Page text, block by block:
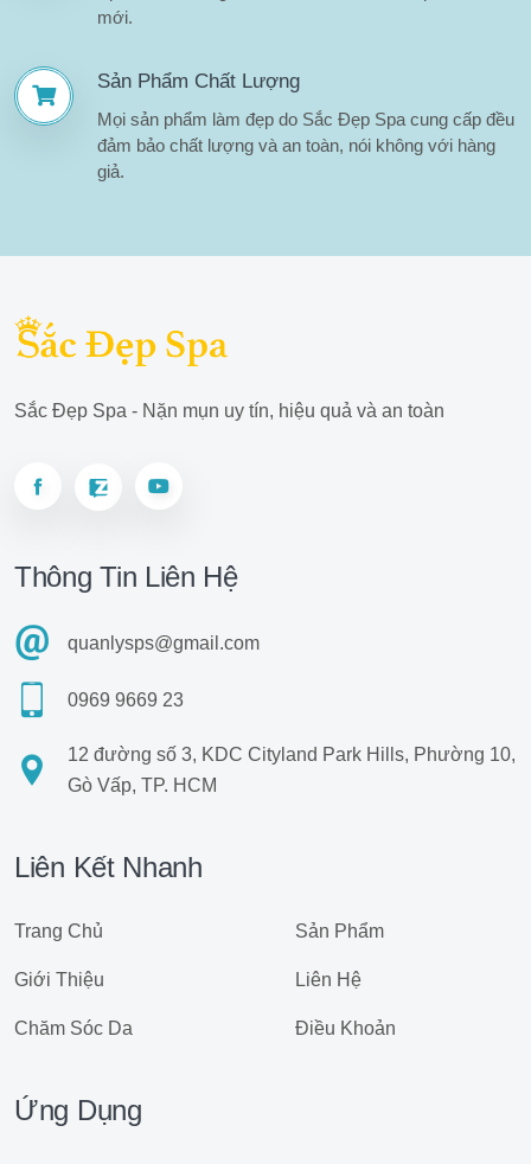
mới.
Sản Phẩm Chất Lượng
Mọi sản phẩm làm đẹp do Sắc Đẹp Spa cung cấp đều
đảm bảo chất lượng và an toàn, nói không với hàng
giả.
Sắc Đẹp Spa - Nặn mụn uy tín, hiệu quả và an toàn
Thông Tin Liên Hệ
quanlysps@gmail.com
0969 9669 23
12 đường số 3, KDC Cityland Park Hills, Phường 10,
Gò Vấp, TP. HCM
Liên Kết Nhanh
Trang Chủ
Giới Thiệu
Chăm Sóc Da
Sản Phẩm
Liên Hệ
Điều Khoản
Ứng Dụng